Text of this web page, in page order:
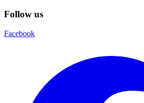
Follow us
Facebook